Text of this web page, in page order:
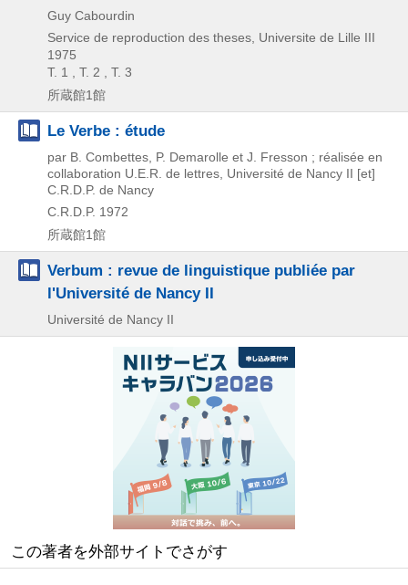
Guy Cabourdin
Service de reproduction des theses, Universite de Lille III
1975
T. 1 , T. 2 , T. 3
所蔵館1館
Le Verbe : étude
par B. Combettes, P. Demarolle et J. Fresson ; réalisée en
collaboration U.E.R. de lettres, Université de Nancy II [et]
C.R.D.P. de Nancy
C.R.D.P. 1972
所蔵館1館
Verbum : revue de linguistique publiée par
l'Université de Nancy II
Université de Nancy II
この著者を外部サイトでさがす